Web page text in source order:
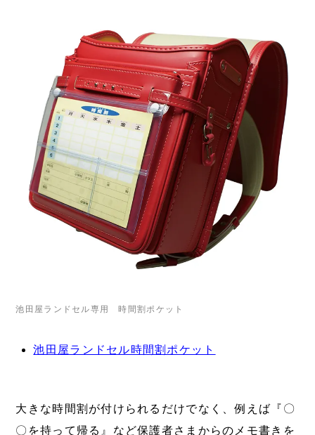
池田屋ランドセル専用 時間割ポケット
池田屋ランドセル時間割ポケット
大きな時間割が付けられるだけでなく、例えば『〇
〇を持って帰る』など保護者さまからのメモ書きを